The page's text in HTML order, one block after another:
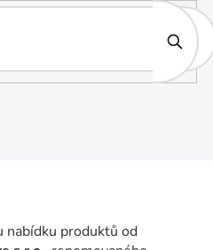
nabídku produktů od